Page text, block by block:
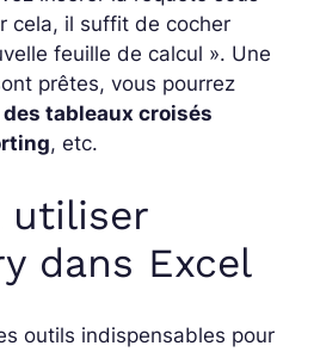
cela, il suffit de cocher
feuille de calcul ». Une
prêtes, vous pourrez
tableaux croisés
, etc.
utiliser
dans Excel
outils indispensables pour